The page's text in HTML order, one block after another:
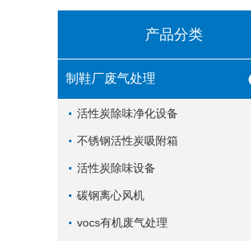
产品分类
制鞋厂废气处理
活性炭除味净化设备
不锈钢活性炭吸附箱
活性炭除味设备
碳钢离心风机
vocs有机废气处理